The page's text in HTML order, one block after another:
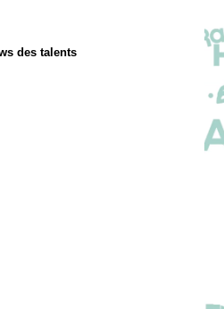
des talents